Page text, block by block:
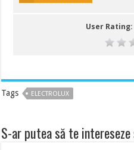
User Rating:
Tags ELECTROLUX
S-ar putea să te intereseze